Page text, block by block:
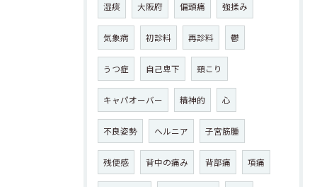
湿痰 大阪府 偏頭痛 強揉み
気象病 初診料 再診料 鬱
うつ症 自己卑下 頸こり
キャパオーバー 精神的 心
不良姿勢 ヘルニア 子宮筋腫
残便感 背中の痛み 背部痛 項痛